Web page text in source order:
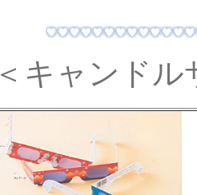
＜キャンド